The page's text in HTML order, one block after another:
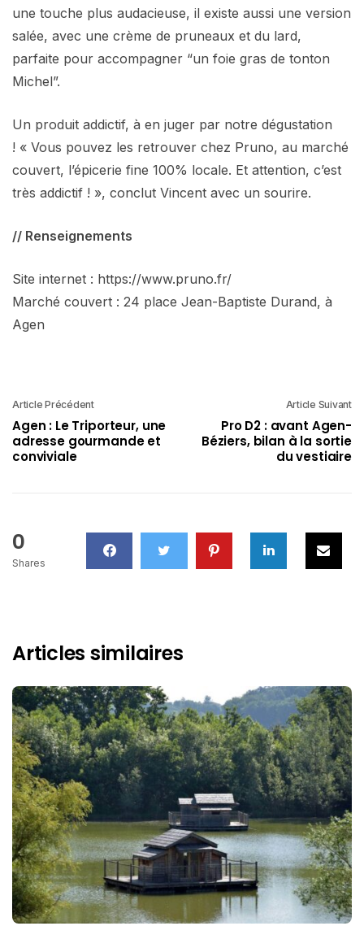
une touche plus audacieuse, il existe aussi une version
salée, avec une crème de pruneaux et du lard,
parfaite pour accompagner “un foie gras de tonton
Michel”.
Un produit addictif, à en juger par notre dégustation
! « Vous pouvez les retrouver chez Pruno, au marché
couvert, l’épicerie fine 100% locale. Et attention, c’est
très addictif ! », conclut Vincent avec un sourire.
// Renseignements
Site internet : https://www.pruno.fr/
Marché couvert : 24 place Jean-Baptiste Durand, à
Agen
Article Précédent
Agen : Le Triporteur, une
adresse gourmande et
conviviale
Article Suivant
Pro D2 : avant Agen-
Béziers, bilan à la sortie
du vestiaire
0
Shares
Articles similaires